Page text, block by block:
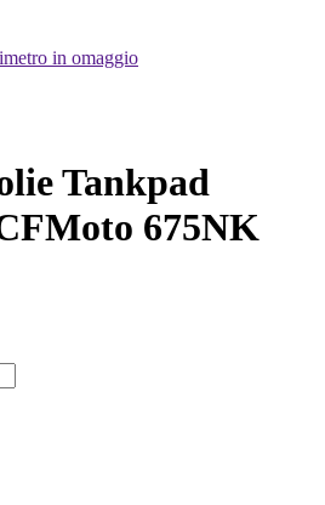
in omaggio
Tankpad
675NK